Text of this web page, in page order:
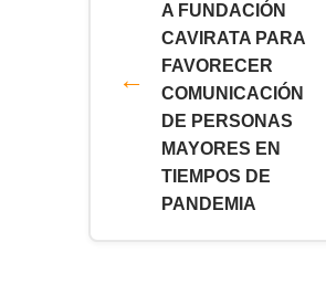
A FUNDACIÓN
CAVIRATA PARA
FAVORECER
COMUNICACIÓN
DE PERSONAS
MAYORES EN
TIEMPOS DE
PANDEMIA